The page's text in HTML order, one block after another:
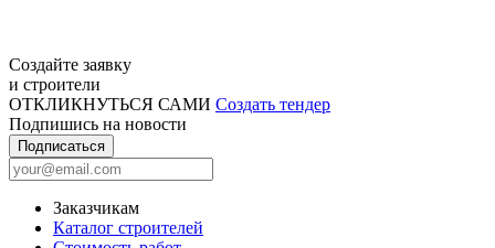
Создайте заявку
и строители
ОТКЛИКНУТЬСЯ САМИ Создать тендер
Подпишись на новости
Подписаться
Заказчикам
Каталог строителей